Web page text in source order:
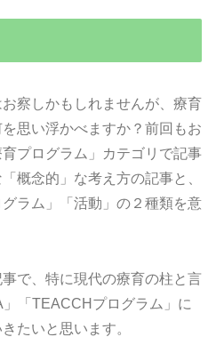
察しかもしれませんが、療育
思い浮かべますか？前回もお
プログラム」カテゴリで記事
概念的」な考え方の記事と、
ラム」「活動」の２種類を意
で、特に現代の療育の柱と言
「TEACCHプログラム」に
たいと思います。